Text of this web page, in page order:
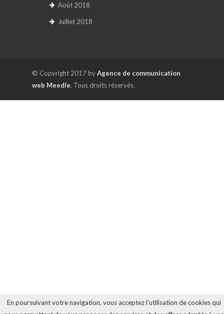
Août 2018
Juillet 2018
© Copyright 2017 byAgence de communication
web Meedle. Tous droits réservés.
En poursuivant votre navigation, vous acceptez l’utilisation de cookies qui